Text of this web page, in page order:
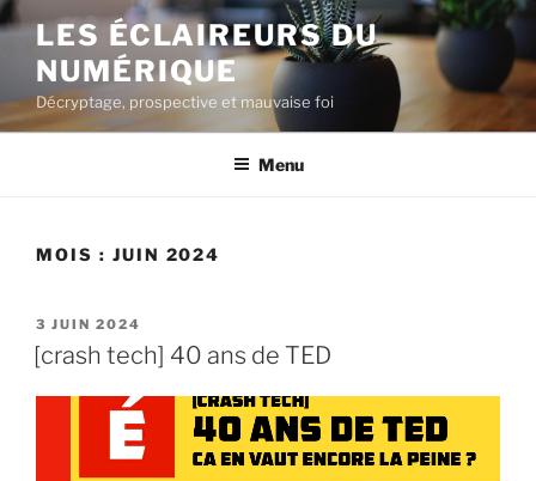
Aller
contenu
principal
LES ÉCLAIREURS DU
NUMÉRIQUE
Décryptage, prospective et mauvaise foi
Menu
MOIS : JUIN 2024
PUBLIÉ
LE
3 JUIN 2024
[crash tech] 40 ans de TED